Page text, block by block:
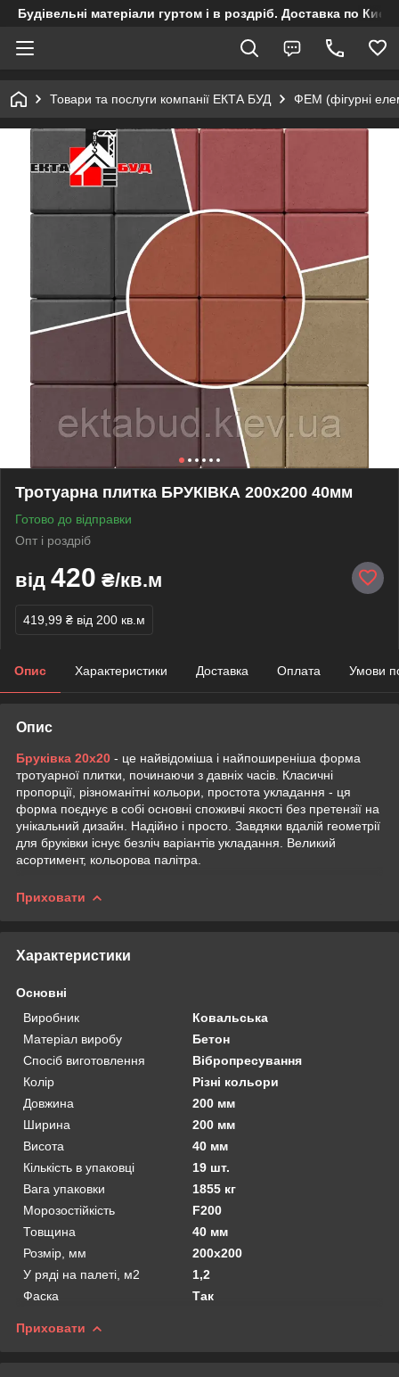
Будівельні матеріали гуртом і в роздріб. Доставка по
Товари та послуги компанії ЕКТА БУД ФЕМ (фігурні
Тротуарна плитка БРУКІВКА 200х200 40мм
Готово до відправки
Опт і роздріб
від 420 ₴/кв.м
419,99 ₴ від 200 кв.м
Опис Характеристики Доставка Оплата Умови
Опис
Бруківка 20х20 - це найвідоміша і найпоширеніша форма
тротуарної плитки, починаючи з давніх часів. Класичні
пропорції, різноманітні кольори, простота укладання - ця
форма поєднує в собі основні споживчі якості без претензії на
унікальний дизайн. Надійно і просто. Завдяки вдалій геометрії
для бруківки існує безліч варіантів укладання. Великий
асортимент, кольорова палітра.
Приховати
Характеристики
Основні
Виробник
Ковальська
Матеріал виробу
Бетон
Спосіб виготовлення
Вібропресування
Колір
Різні кольори
Довжина
200 мм
Ширина
200 мм
Висота
40 мм
Кількість в упаковці
19 шт.
Вага упаковки
1855 кг
Морозостійкість
F200
Товщина
40 мм
Розмір, мм
200х200
У ряді на палеті, м2
1,2
Фаска
Так
Приховати